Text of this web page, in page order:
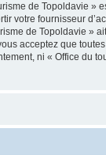
de Topoldavie
votre fournisseur
de Topoldavie »
acceptez que
ni « Office du